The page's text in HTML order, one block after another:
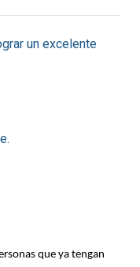
un excelente
que ya tengan